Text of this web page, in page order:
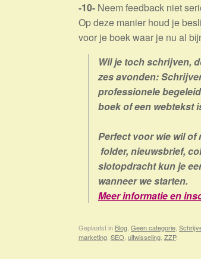
-10- Neem feedback niet
Op deze manier houd je
voor je boek waar je nu al
Wil je toch schrijven,
zes avonden:
professionele
boek of een webtekst
Perfect voor wie wil
folder, nieuwsbrief,
slotopdracht kun je
wanneer we starten.
Meer informatie en
Geplaatst in Blog Geen categorie
marketing SEO uitwisseling ZZP.